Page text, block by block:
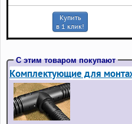
Купить
в 1 клик!
С этим товаром покупают
Комплектующие для